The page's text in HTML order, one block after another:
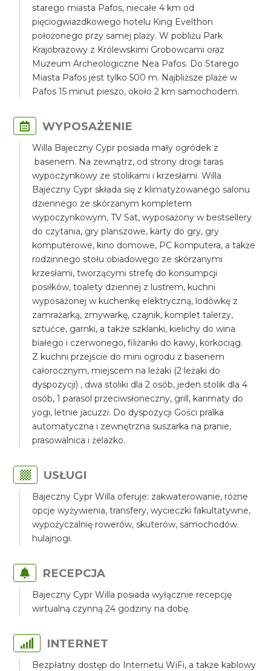
starego miasta Pafos, niecałe 4 km od
pięciogwiazdkowego hotelu King Evelthon
położonego przy samej plaży. W pobliżu Park
Krajobrazowy z Królewskimi Grobowcami oraz
Muzeum Archeologiczne Nea Pafos. Do Starego
Miasta Pafos jest tylko 500 m. Najbliższe plaże w
Pafos 15 minut pieszo, około 2 km samochodem.
WYPOSAŻENIE
Willa Bajeczny Cypr posiada mały ogródek z
basenem. Na zewnątrz, od strony drogi taras
wypoczynkowy ze stolikami i krzesłami. Willa
Bajeczny Cypr składa się z klimatyzowanego salonu
dziennego ze skórzanym kompletem
wypoczynkowym, TV Sat, wyposażony w bestsellery
do czytania, gry planszowe, karty do gry, gry
komputerowe, kino domowe, PC komputera, a także
rodzinnego stołu obiadowego ze skórzanymi
krzesłami, tworzącymi strefę do konsumpcji
posiłków, toalety dziennej z lustrem, kuchni
wyposażonej w kuchenkę elektryczną, lodówkę z
zamrażarką, zmywarkę, czajnik, komplet talerzy,
sztućce, garnki, a także szklanki, kielichy do wina
białego i czerwonego, filiżanki do kawy, korkociąg.
Z kuchni przejście do mini ogrodu z basenem
całorocznym, miejscem na leżaki (2 leżaki do
dyspozycji) , dwa stoliki dla 2 osób, jeden stolik dla 4
osób, 1 parasol przeciwsłoneczny, grill, karimaty do
yogi, letnie jacuzzi. Do dyspozycji Gości pralka
automatyczna i zewnętrzna suszarka na pranie,
prasowalnica i żelazko.
USŁUGI
Bajeczny Cypr Willa oferuje: zakwaterowanie, różne
opcje wyżywienia, transfery, wycieczki fakultatywne,
wypożyczalnię rowerów, skuterów, samochodów.
hulajnogi.
RECEPCJA
Bajeczny Cypr Willa posiada wyłącznie recepcję
wirtualną czynną 24 godziny na dobę.
INTERNET
Bezpłatny dostęp do Internetu WiFi, a także kablowy